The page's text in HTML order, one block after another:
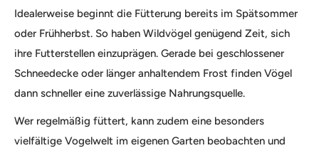
Idealerweise beginnt die Fütterung bereits im Spätsommer
oder Frühherbst. So haben Wildvögel genügend Zeit, sich
ihre Futterstellen einzuprägen. Gerade bei geschlossener
Schneedecke oder länger anhaltendem Frost finden Vögel
dann schneller eine zuverlässige Nahrungsquelle.
Wer regelmäßig füttert, kann zudem eine besonders
vielfältige Vogelwelt im eigenen Garten beobachten und